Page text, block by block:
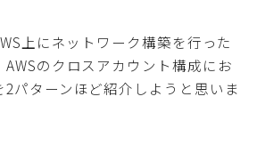
上にネットワーク構築を行った
のクロスアカウント構成にお
パターンほど紹介しようと思いま